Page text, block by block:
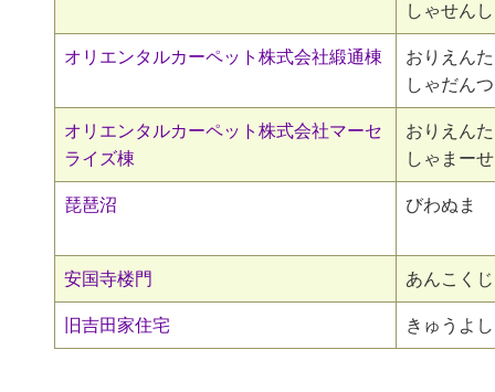
しゃせん
オリエンタルカーペット株式会社緞通棟
おりえん
しゃだん
オリエンタルカーペット株式会社マーセ
ライズ棟
おりえん
しゃまー
琵琶沼 びわぬま
安国寺楼門 あんこく
旧吉田家住宅 きゅうよ